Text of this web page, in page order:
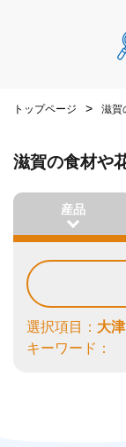
トップページ 滋賀
滋賀の食材や
産品
選択項目： 大
キーワード：